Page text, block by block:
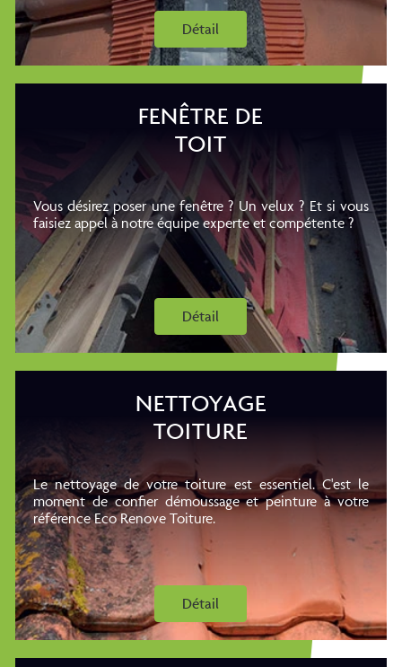
Détail
FENÊTRE DE
TOIT
Vous désirez poser une fenêtre ? Un velux ? Et si vous
faisiez appel à notre équipe experte et compétente ?
Détail
NETTOYAGE
TOITURE
Le nettoyage de votre toiture est essentiel. C'est le
moment de confier démoussage et peinture à votre
référence Eco Renove Toiture.
Détail